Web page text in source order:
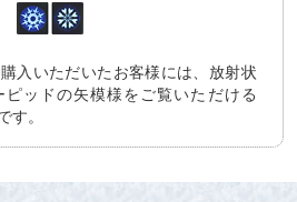
入いただいたお客様には、放射状
ッドの矢模様をご覧いただける
す。